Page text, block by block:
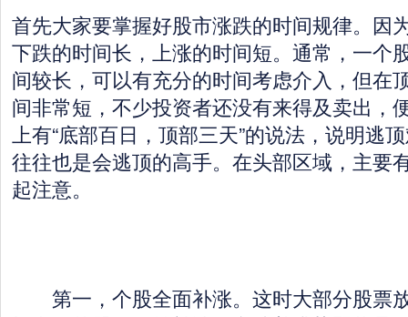
首先大家要掌握好股市涨跌的时间规律。因
下跌的时间长，上涨的时间短。通常，一个
间较长，可以有充分的时间考虑介入，但在
间非常短，不少投资者还没有来得及卖出，
上有“底部百日，顶部三天”的说法，说明逃
往往也是会逃顶的高手。在头部区域，主要
起注意。
第一，个股全面补涨。这时大部分股票